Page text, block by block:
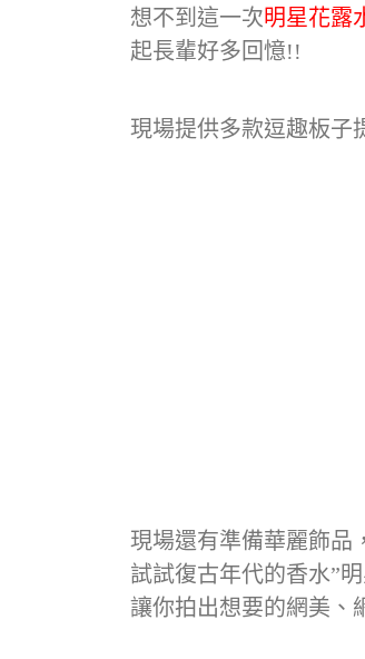
想不到這一次明星花露
起長輩好多回憶!!
現場提供多款逗趣板子
現場還有準備華麗飾品
試試復古年代的香水”
讓你拍出想要的網美、